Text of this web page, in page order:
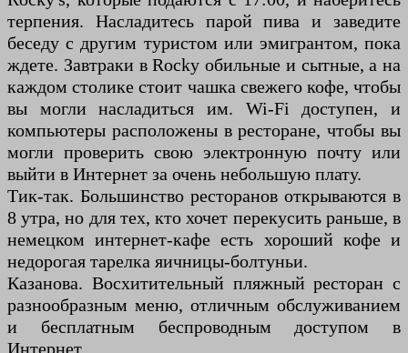
терпения. Насладитесь парой пива и заведите
беседу с другим туристом или эмигрантом, пока
ждете. Завтраки в Rocky обильные и сытные, а на
каждом столике стоит чашка свежего кофе, чтобы
вы могли насладиться им. Wi-Fi доступен, и
компьютеры расположены в ресторане, чтобы вы
могли проверить свою электронную почту или
выйти в Интернет за очень небольшую плату.
Тик-так. Большинство ресторанов открываются в
8 утра, но для тех, кто хочет перекусить раньше, в
немецком интернет-кафе есть хороший кофе и
недорогая тарелка яичницы-болтуньи.
Казанова. Восхитительный пляжный ресторан с
разнообразным меню, отличным обслуживанием
и бесплатным беспроводным доступом в
Интернет.